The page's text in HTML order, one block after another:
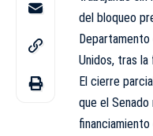
del bloqueo
Unidos, tras
El cierre
que el